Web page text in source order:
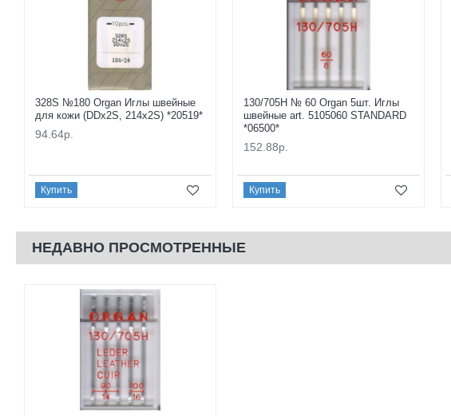
328S №180 Organ Иглы швейные
для кожи (DDx2S, 214x2S) *20519*
94.64р.
Купить
130/705H № 60 Organ 5шт. Иглы
швейные art. 5105060 STANDARD
*06500*
152.88р.
Купить
НЕДАВНО ПРОСМОТРЕННЫЕ